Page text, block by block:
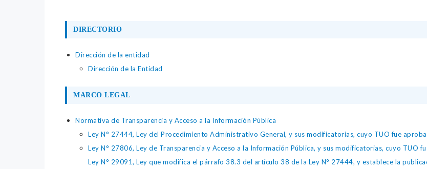
DIRECTORIO
Dirección de la entidad
Dirección de la Entidad
MARCO LEGAL
Normativa de Transparencia y Acceso a la Información Pública
Ley N° 27444, Ley del Procedimiento Administrativo General, y sus modificatorias, cuyo TUO fue
Ley N° 27806, Ley de Transparencia y Acceso a la Información Pública, y sus modificatorias, cuyo TUO
Ley N° 29091, Ley que modifica el párrafo 38.3 del artículo 38 de la Ley N° 27444, y establece la